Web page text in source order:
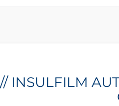
// INSULFILM